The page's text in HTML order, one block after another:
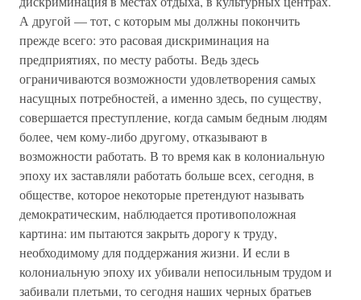
А другой — тот, с которым мы должны покончить
прежде всего: это расовая дискриминация на
предприятиях, по месту работы. Ведь здесь
ограничиваются возможности удовлетворения самых
насущных потребностей, а именно здесь, по существу,
совершается преступление, когда самым бедным людям
более, чем кому-либо другому, отказывают в
возможности работать. В то время как в колониальную
эпоху их заставляли работать больше всех, сегодня, в
обществе, которое некоторые претендуют называть
демократическим, наблюдается противоположная
картина: им пытаются закрыть дорогу к труду,
необходимому для поддержания жизни. И если в
колониальную эпоху их убивали непосильным трудом и
забивали плетьми, то сегодня наших черных братьев